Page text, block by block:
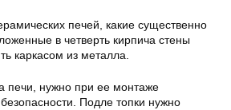
печей, какие существенно
в четверть кирпича стены
каркасом из металла.
печи, нужно при ее монтаже
Подле топки нужно